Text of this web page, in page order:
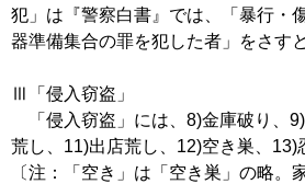
犯」は『警察白書』では、「暴行・
器準備集合の罪を犯した者」をさす
Ⅲ「侵入窃盗」
「侵入窃盗」には、8)金庫破り、
荒し、11)出店荒し、12)空き巣、13)
〔注：「空き」は「空き巣」の略。